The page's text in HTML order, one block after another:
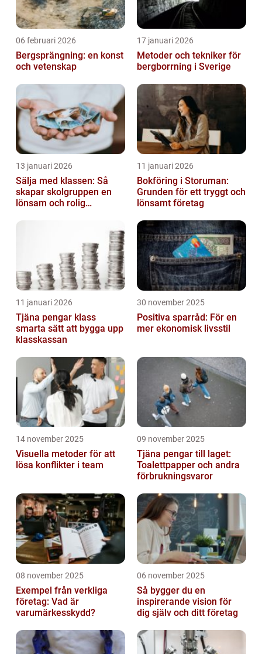
06 februari 2026
Bergsprängning: en konst
och vetenskap
17 januari 2026
Metoder och tekniker för
bergborrning i Sverige
13 januari 2026
Sälja med klassen: Så
skapar skolgruppen en
lönsam och rolig
11 januari 2026
Bokföring i Storuman:
Grunden för ett tryggt och
lönsamt företag
11 januari 2026
Tjäna pengar klass
smarta sätt att bygga upp
klasskassan
30 november 2025
Positiva sparråd: För en
mer ekonomisk livsstil
14 november 2025
Visuella metoder för att
lösa konflikter i team
09 november 2025
Tjäna pengar till laget:
Toalettpapper och andra
förbrukningsvaror
08 november 2025
Exempel från verkliga
företag: Vad är
varumärkesskydd?
06 november 2025
Så bygger du en
inspirerande vision för
dig själv och ditt företag